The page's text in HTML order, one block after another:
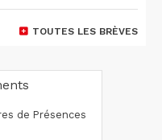
TOUTES LES BRÈVES
de Présences